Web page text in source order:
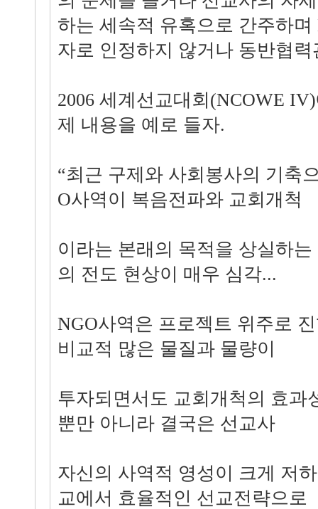
하는 세속적 유혹으로 간주하
자로 인정하지 않거나 동반협
2006 세계선교대회(NCOWE
제 내용을 예로 들자.
“최근 구제와 사회봉사의 기축
O사역이 복음전파와 교회개척
이라는 본래의 목적을 상실하
의 전도 현상이 매우 심각...
NGO사역은 프로젝트 위주로
비교적 많은 물질과 물량이
투자되면서도 교회개척의 효과
뿐만 아니라 결국은 선교사
자신의 사역적 영성이 크게 저
교에서 효율적인 선교전략으로